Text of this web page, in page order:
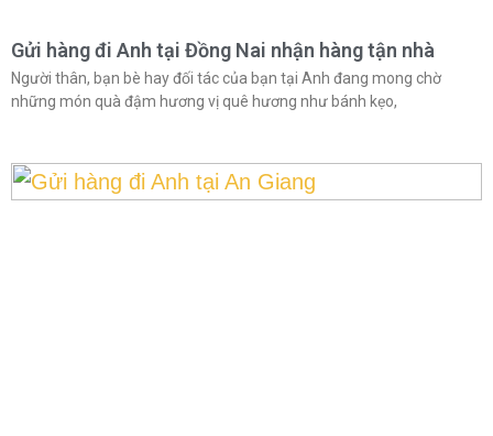
Gửi hàng đi Anh tại Đồng Nai nhận hàng tận nhà
Người thân, bạn bè hay đối tác của bạn tại Anh đang mong chờ
những món quà đậm hương vị quê hương như bánh kẹo,